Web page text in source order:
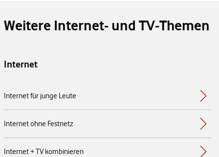
Weitere Internet- und TV-Themen
Internet
Internet für junge Leute
Internet ohne Festnetz
Internet + TV kombinieren